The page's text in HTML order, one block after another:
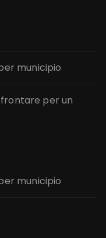
municipio
per un
municipio